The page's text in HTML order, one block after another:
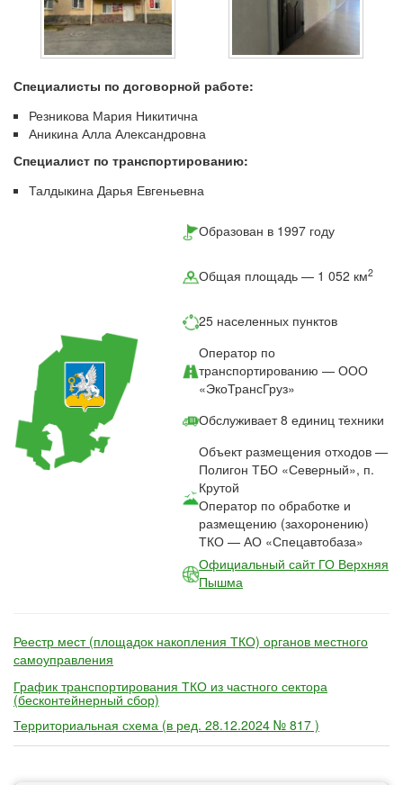
Специалисты по договорной работе:
Резникова Мария Никитична
Аникина Алла Александровна
Специалист по транспортированию:
Талдыкина Дарья Евгеньевна
Образован в 1997 году
Общая площадь — 1 052 км2
25 населенных пунктов
Оператор по
транспортированию — ООО
«ЭкоТрансГруз»
Обслуживает 8 единиц техники
Объект размещения отходов —
Полигон ТБО «Северный», п.
Крутой
Оператор по обработке и
размещению (захоронению)
ТКО — АО «Спецавтобаза»
Официальный сайт ГО Верхняя
Пышма
Реестр мест (площадок накопления ТКО) органов местного
самоуправления
График транспортирования ТКО из частного сектора
(бесконтейнерный сбор)
Территориальная схема (в ред. 28.12.2024 № 817 )